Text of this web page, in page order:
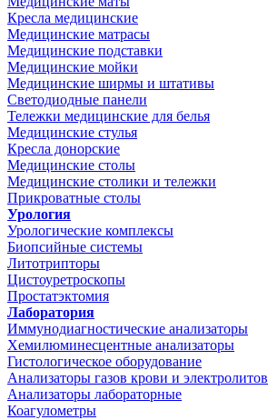
Кресла медицинские
Медицинские матрасы
Медицинские подставки
Медицинские мойки
Медицинские ширмы и штативы
Светодиодные панели
Тележки медицинские для белья
Медицинские стулья
Кресла донорские
Медицинские столы
Медицинские столики и тележки
Прикроватные столы
Урология
Урологические комплексы
Биопсийные системы
Литотрипторы
Цистоуретроскопы
Простатэктомия
Лаборатория
Иммунодиагностические анализаторы
Хемилюминесцентные анализаторы
Гистологическое оборудование
Анализаторы газов крови и электролитов
Анализаторы лабораторные
Коагулометры